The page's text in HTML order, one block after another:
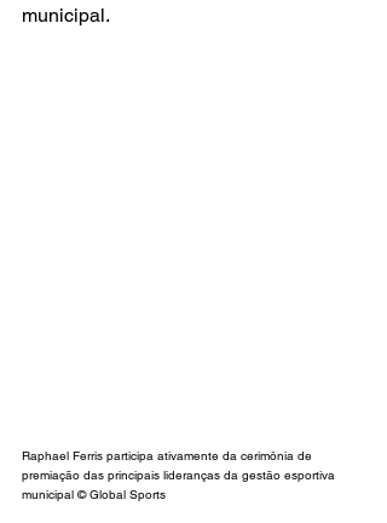
municipal.
Raphael Ferris participa ativamente da cerimônia de
premiação das principais lideranças da gestão esportiva
municipal © Global Sports